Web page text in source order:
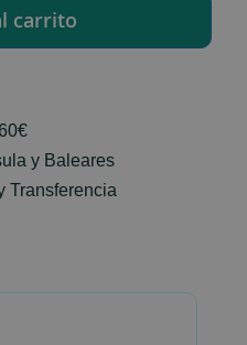
y Baleares
Transferencia